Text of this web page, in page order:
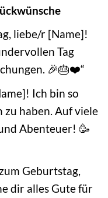
liebe/r [Name]!
Tag
🎉🎂❤️“
Ich bin so
zu haben. Auf viele
Abenteuer! 🥳
Geburtstag,
dir alles Gute für